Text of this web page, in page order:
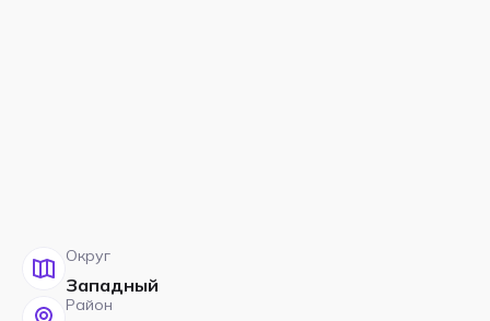
Округ
Западный
Район